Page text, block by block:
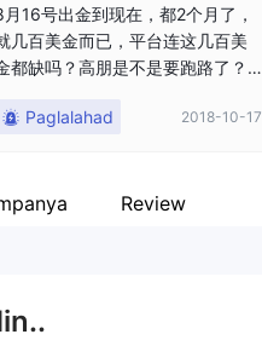
月16号出金到现在，都2个月了，
几百美金而已，平台连这几百美
都缺吗？高朋是不是要跑路了？
Paglalahad
2018-10-17
Review